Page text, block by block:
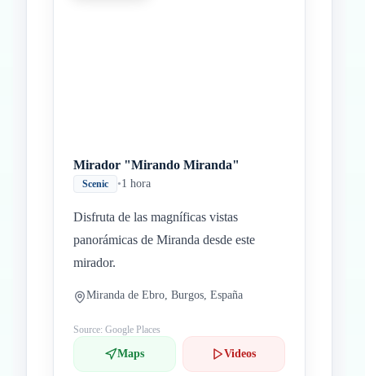
Mirador "Mirando Miranda"
Scenic •1 hora
Disfruta de las magníficas vistas
panorámicas de Miranda desde este
mirador.
Miranda de Ebro, Burgos, España
Source: Google Places
Maps Videos